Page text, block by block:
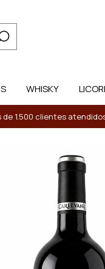
WHISKY
de 1.500 clientes